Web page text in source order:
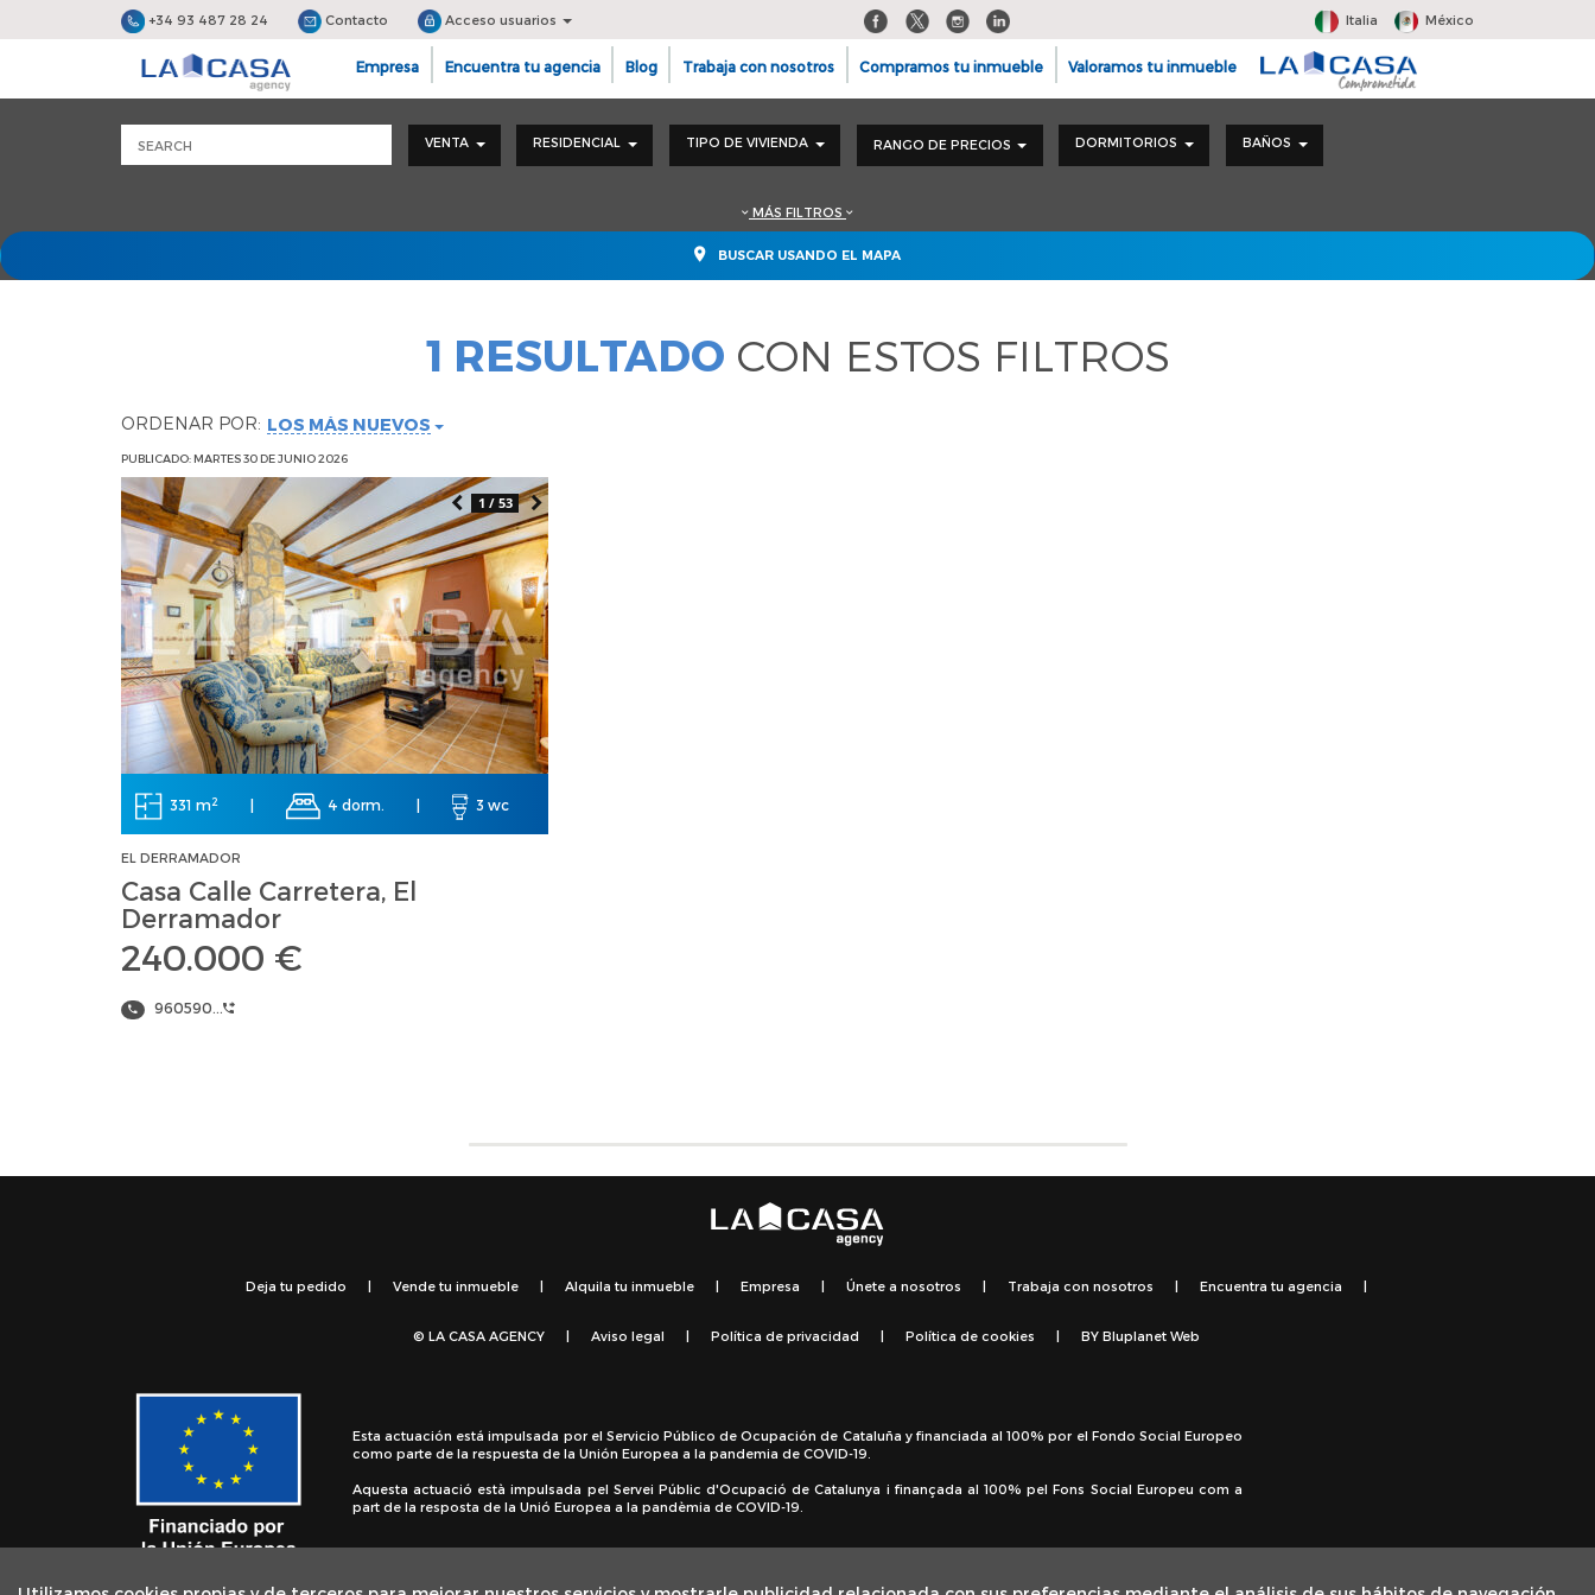
+34 93 487 28 24 Contacto Acceso usuarios Italia México
Empresa Encuentra tu agencia Blog Trabaja con nosotros Compramos tu inmueble Valoramos tu inmueble
VENTA RESIDENCIAL TIPO DE VIVIENDA RANGO DE PRECIOS DORMITORIOS BAÑOS
MÁS FILTROS
BUSCAR USANDO EL MAPA
1 RESULTADO CON ESTOS FILTROS
ORDENAR POR: LOS MÁS NUEVOS
PUBLICADO: MARTES 30 DE JUNIO 2026
1 / 53
331 m2 4 dorm. 3 wc
EL DERRAMADOR
Casa Calle Carretera, El
Derramador
240.000 €
960590...
Deja tu pedido Vende tu inmueble Alquila tu inmueble Empresa Únete a nosotros Trabaja con nosotros Encuentra tu agencia
© LA CASA AGENCY Aviso legal Política de privacidad Política de cookies BY Bluplanet Web
Esta actuación está impulsada por el Servicio Público de Ocupación de Cataluña y financiada al 100% por el Fondo Social Europeo
como parte de la respuesta de la Unión Europea a la pandemia de COVID-19.
Aquesta actuació està impulsada pel Servei Públic d'Ocupació de Catalunya i finançada al 100% pel Fons Social Europeu com a
part de la resposta de la Unió Europea a la pandèmia de COVID-19.